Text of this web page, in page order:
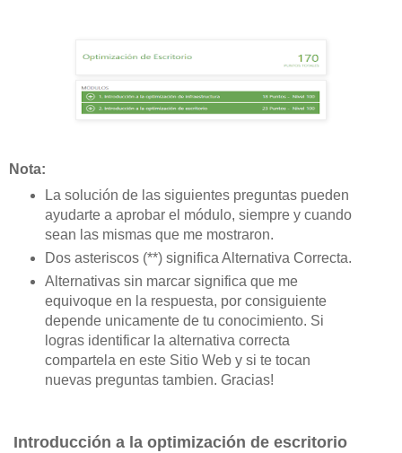
Nota:
La solución de las siguientes preguntas pueden
ayudarte a aprobar el módulo, siempre y cuando
sean las mismas que me mostraron.
Dos asteriscos (**) significa Alternativa Correcta.
Alternativas sin marcar significa que me
equivoque en la respuesta, por consiguiente
depende unicamente de tu conocimiento. Si
logras identificar la alternativa correcta
compartela en este Sitio Web y si te tocan
nuevas preguntas tambien. Gracias!
Introducción a la optimización de escritorio